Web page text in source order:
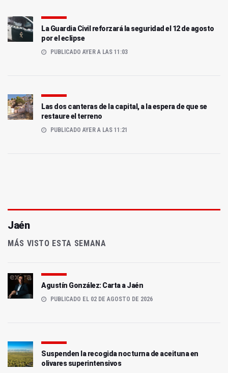
La Guardia Civil reforzará la seguridad el 12 de agosto
por el eclipse
PUBLICADO AYER A LAS 11:03
Las dos canteras de la capital, a la espera de que se
restaure el terreno
PUBLICADO AYER A LAS 11:21
Jaén
MÁS VISTO ESTA SEMANA
Agustín González: Carta a Jaén
PUBLICADO EL 02 DE AGOSTO DE 2026
Suspenden la recogida nocturna de aceituna en
olivares superintensivos